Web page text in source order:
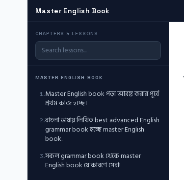
Master English Book
CHAPTERS & LESSONS
MASTER ENGLISH BOOK
1.Master English book পড়া আরম্ভ করার পূর্বে
প্রথম কাজ হচ্ছে।
2.বাংলা ভাষায় লিখিত best advanced English
grammar book হচ্ছে master English
book.
3.সকল grammar book থেকে master
English book যে কারণে সেরা!